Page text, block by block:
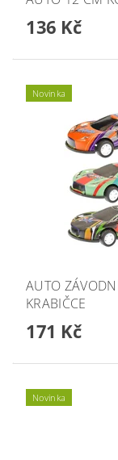
136 Kč
Novinka
AUTO
KRABIČCE
171 Kč
Novinka